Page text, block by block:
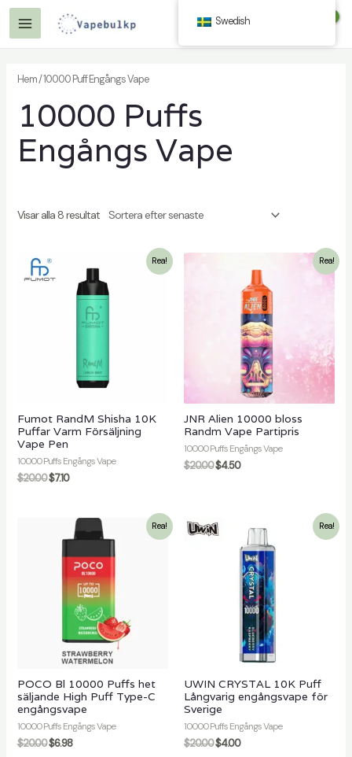
Hoppa
Huvudmeny
Hem/ 10000 Puff Engångs Vape
10000 Puffs
Engångs Vape
Visar alla 8 resultat
Rea!
Fumot RandM Shisha 10K
Puffar Varm Försäljning
Vape Pen
10000 Puffs Engångs Vape
$20.00$7.10
Rea!
JNR Alien 10000 bloss
Randm Vape Partipris
10000 Puffs Engångs Vape
$20.00$4.50
Rea!
POCO Bl 10000 Puffs het
säljande High Puff Type-C
engångsvape
10000 Puffs Engångs Vape
$20.00$6.98
Rea!
UWIN CRYSTAL 10K Puff
Långvarig engångsvape för
Sverige
10000 Puffs Engångs Vape
$20.00$4.00
Swedish